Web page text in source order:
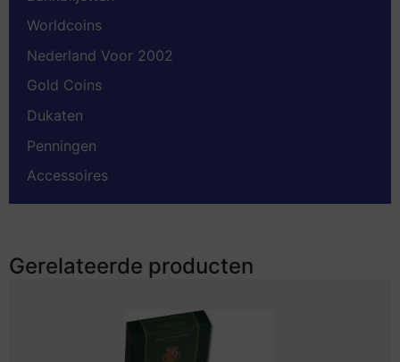
Worldcoins
Nederland Voor 2002
Gold Coins
Dukaten
Penningen
Accessoires
Gerelateerde producten